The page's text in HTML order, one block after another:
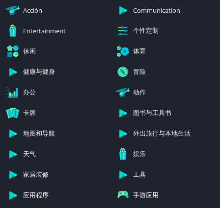
Acción Communication
Entertainment 个性定制
休闲 体育
健康与健身 冒险
办公 动作
卡牌 图书与工具书
地图和导航 外出旅行与本地生活
天气 娱乐
家居装修 工具
应用程序 手游应用